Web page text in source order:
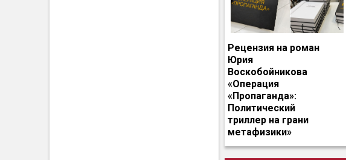
Рецензия на роман
Юрия
Воскобойникова
«Операция
«Пропаганда»:
Политический
триллер на грани
метафизики»